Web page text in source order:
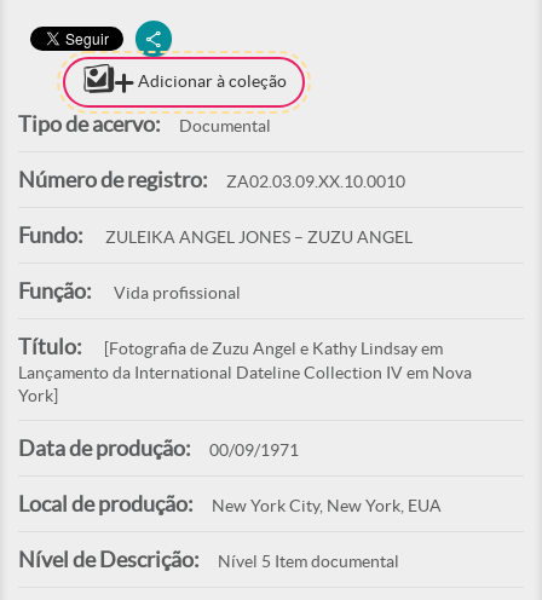
Adicionar à coleção
Tipo de acervo: Documental
Número de registro: ZA02.03.09.XX.10.0010
Fundo: ZULEIKA ANGEL JONES – ZUZU ANGEL
Função: Vida profissional
Título:
[Fotografia de Zuzu Angel e Kathy Lindsay em
Lançamento da International Dateline Collection IV em Nova
York]
Data de produção: 00/09/1971
Local de produção: New York City, New York, EUA
Nível de Descrição: Nível 5 Item documental